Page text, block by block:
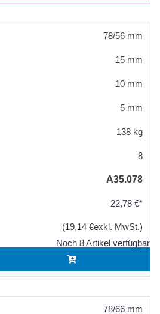
78/56 mm
15 mm
10 mm
5 mm
138 kg
8
A35.078
22,78 €*
(19,14 €exkl. MwSt.)
Noch 8 Artikel verfügbar
78/66 mm